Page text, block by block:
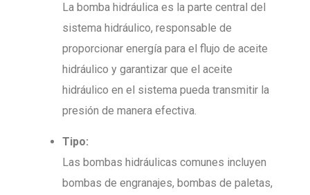
La bomba hidráulica es la parte central del
sistema hidráulico, responsable de
proporcionar energía para el flujo de aceite
hidráulico y garantizar que el aceite
hidráulico en el sistema pueda transmitir la
presión de manera efectiva.
Tipo:
Las bombas hidráulicas comunes incluyen
bombas de engranajes, bombas de paletas,